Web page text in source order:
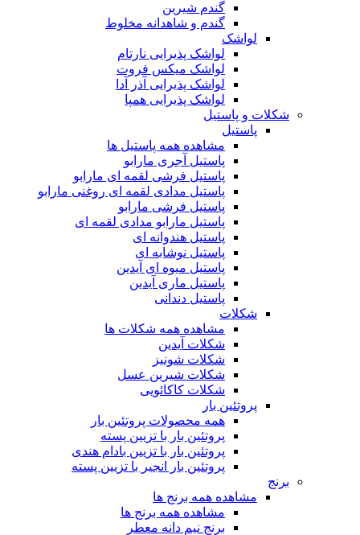
گندم شیرین
گندم و شاهدانه مخلوط
لواشک
لواشک پذیرایی نارتام
لواشک میکس فروت
لواشک پذیرایی آذر آدا
لواشک پذیرایی همپا
شکلات و پاستیل
پاستیل
مشاهده همه پاستیل ها
پاستیل آجری مارابو
پاستیل فرشی لقمه ای مارابو
پاستیل مدادی لقمه ای روغنی مارابو
پاستیل فرشی مارابو
پاستیل مارابو مدادی لقمه ای
پاستیل هندوانه ای
پاستیل نوشابه ای
پاستیل میوه ای آیدین
پاستیل ماری آیدین
پاستیل دندانی
شکلات
مشاهده همه شکلات ها
شکلات آیدین
شکلات شونیز
شکلات شیرین عسل
شکلات کاکائویی
پروتئین بار
همه محصولات پروتئین بار
پروتئین بار با تزیین پسته
پروتئین بار با تزیین بادام هندی
پروتئین بار انجیر با تزیین پسته
برنج
مشاهده همه برنج ها
مشاهده همه برنج ها
برنج نیم دانه معطر